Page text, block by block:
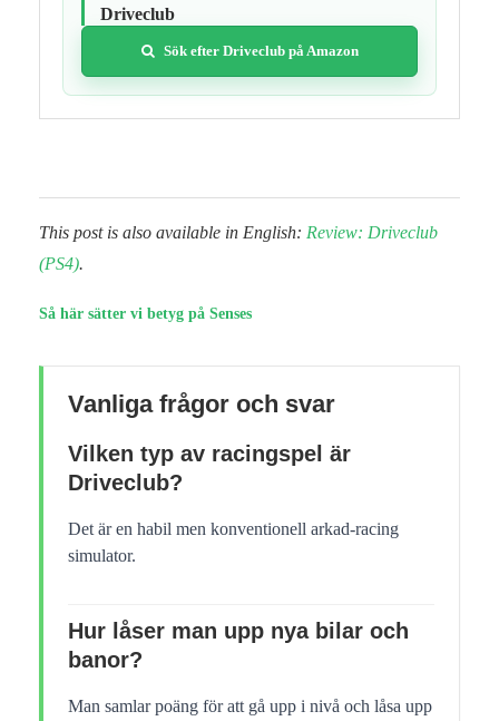
Driveclub
Sök efter Driveclub på Amazon
This post is also available in English: Review: Driveclub
(PS4).
Så här sätter vi betyg på Senses
Vanliga frågor och svar
Vilken typ av racingspel är
Driveclub?
Det är en habil men konventionell arkad-racing
simulator.
Hur låser man upp nya bilar och
banor?
Man samlar poäng för att gå upp i nivå och låsa upp